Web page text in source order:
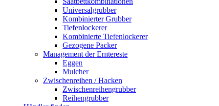
Universalgrubber
Kombinierter Grubber
Tiefenlockerer
Kombinierte Tiefenlockerer
Gezogene Packer
Management der Erntereste
Eggen
Mulcher
Zwischenreihen / Hacken
Zwischenreihengrubber
Reihengrubber